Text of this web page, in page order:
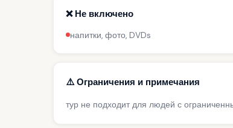
❌ Не включено
напитки, фото, DVDs
⚠️ Ограничения и примечания
тур не подходит для людей с